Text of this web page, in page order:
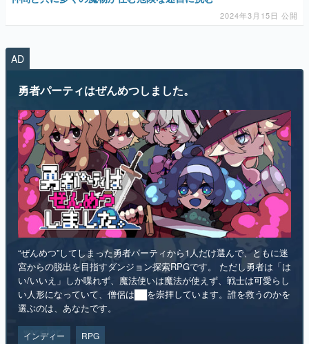
2024年3月15日 公開
AD
勇者パーティはぜんめつしました。
“ぜんめつ”してしまった勇者パーティから1人だけ選んで、ともに迷
宮からの脱出を目指すダンジョン探索RPGです。 ただし勇者は「は
い/いいえ」しか喋れず、魔法使いは魔法が使えず、戦士は可愛らし
い人形になっていて、僧侶は██を崇拝しています。誰を救うのかを
選ぶのは、あなたです。
インディー RPG